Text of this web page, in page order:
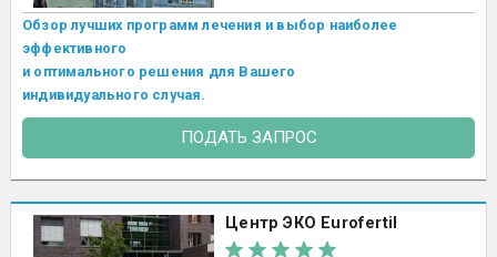
Обзор лучших программ лечения и выбор наиболее
эффективного
и оптимального решения для Вашего
индивидуального случая.
ПОДАТЬ ЗАПРОС
Центр ЭКО Eurofertil